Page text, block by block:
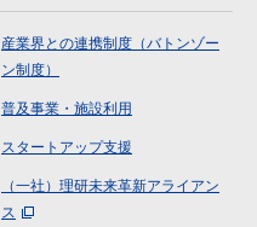
産業界との連携制度（バトンゾー
ン制度）
普及事業・施設利用
スタートアップ支援
（一社）理研未来革新アライアン
ス